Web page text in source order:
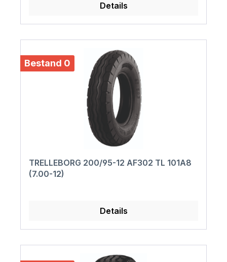
Details
Bestand 0
TRELLEBORG 200/95-12 AF302 TL 101A8
(7.00-12)
Details